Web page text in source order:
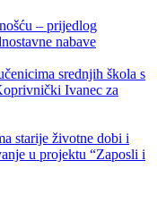
– prijedlog
nabave
srednjih škola s
Ivanec za
starije životne dobi i
u projektu “Zaposli i